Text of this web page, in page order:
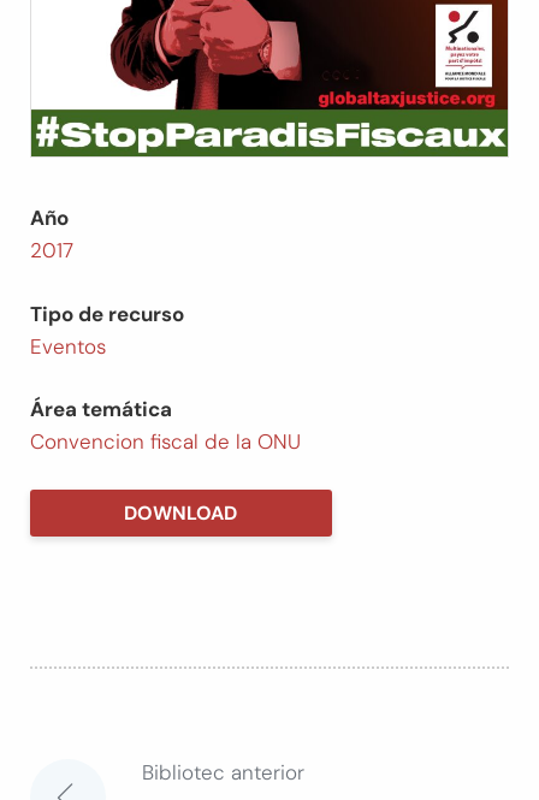
Año
2017
Tipo de recurso
Eventos
Área temática
Convencion fiscal de la ONU
DOWNLOAD
Bibliotec anterior